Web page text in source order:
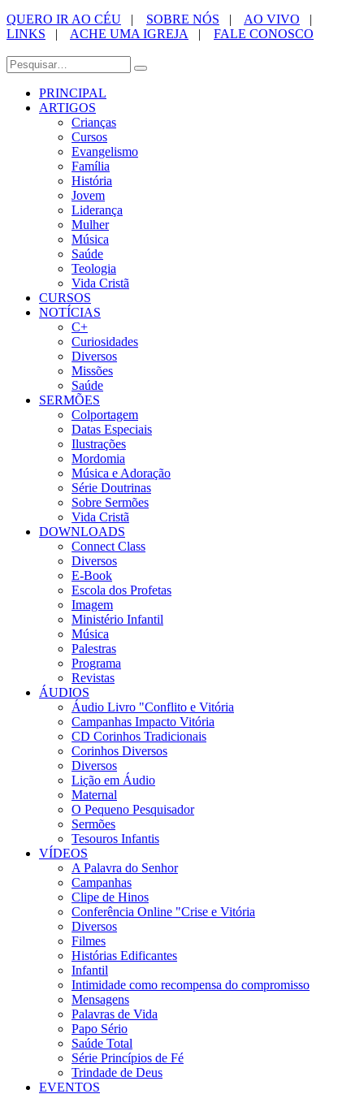
QUERO IR AO CÉU | SOBRE NÓS | AO VIVO |
LINKS | ACHE UMA IGREJA | FALE CONOSCO
PRINCIPAL
ARTIGOS
Crianças
Cursos
Evangelismo
Família
História
Jovem
Liderança
Mulher
Música
Saúde
Teologia
Vida Cristã
CURSOS
NOTÍCIAS
C+
Curiosidades
Diversos
Missões
Saúde
SERMÕES
Colportagem
Datas Especiais
Ilustrações
Mordomia
Música e Adoração
Série Doutrinas
Sobre Sermões
Vida Cristã
DOWNLOADS
Connect Class
Diversos
E-Book
Escola dos Profetas
Imagem
Ministério Infantil
Música
Palestras
Programa
Revistas
ÁUDIOS
Áudio Livro "Conflito e Vitória
Campanhas Impacto Vitória
CD Corinhos Tradicionais
Corinhos Diversos
Diversos
Lição em Áudio
Maternal
O Pequeno Pesquisador
Sermões
Tesouros Infantis
VÍDEOS
A Palavra do Senhor
Campanhas
Clipe de Hinos
Conferência Online "Crise e Vitória
Diversos
Filmes
Histórias Edificantes
Infantil
Intimidade como recompensa do compromisso
Mensagens
Palavras de Vida
Papo Sério
Saúde Total
Série Princípios de Fé
Trindade de Deus
EVENTOS